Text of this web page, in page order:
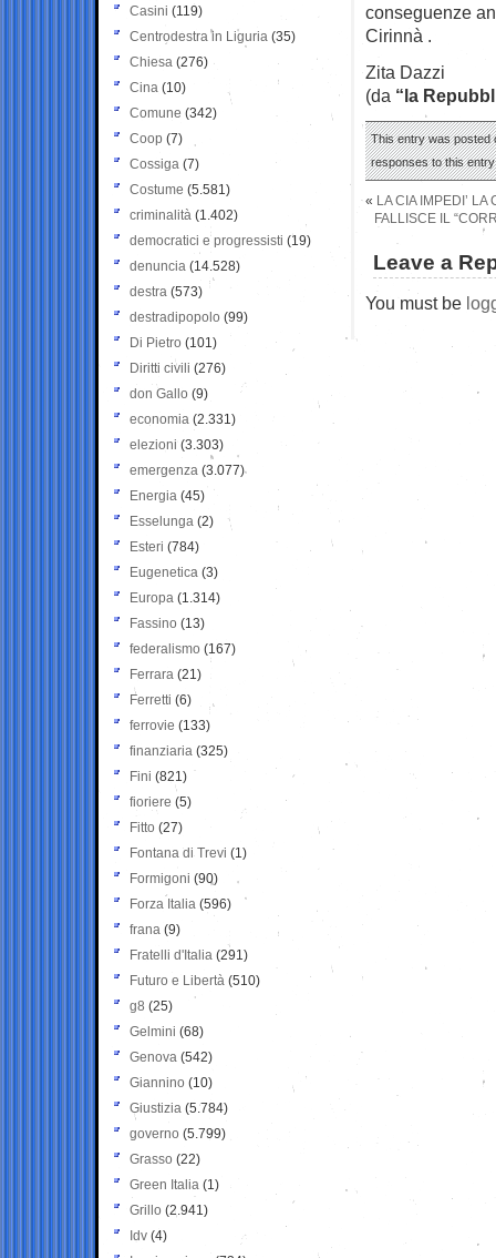
conseguenze
Cirinnà .
Zita Dazzi
(da “la
This entry was posted
responses to this
« LA CIA IMPEDI’
FALLISCE IL
Leave a
You must be
Casini (119)
Centrodestra in Liguria (35)
Chiesa (276)
Cina (10)
Comune (342)
Coop (7)
Cossiga (7)
Costume (5.581)
criminalità (1.402)
democratici e progressisti (19)
denuncia (14.528)
destra (573)
destradipopolo (99)
Di Pietro (101)
Diritti civili (276)
don Gallo (9)
economia (2.331)
elezioni (3.303)
emergenza (3.077)
Energia (45)
Esselunga (2)
Esteri (784)
Eugenetica (3)
Europa (1.314)
Fassino (13)
federalismo (167)
Ferrara (21)
Ferretti (6)
ferrovie (133)
finanziaria (325)
Fini (821)
fioriere (5)
Fitto (27)
Fontana di Trevi (1)
Formigoni (90)
Forza Italia (596)
frana (9)
Fratelli d'Italia (291)
Futuro e Libertà (510)
g8 (25)
Gelmini (68)
Genova (542)
Giannino (10)
Giustizia (5.784)
governo (5.799)
Grasso (22)
Green Italia (1)
Grillo (2.941)
Idv (4)